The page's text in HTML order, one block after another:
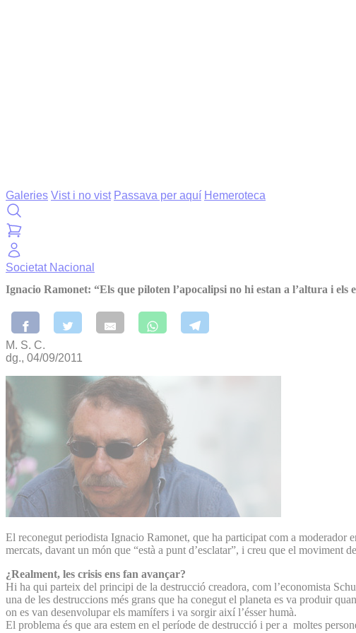
Galeries Vist i no vist Passava per aquí Hemeroteca
Societat Nacional
Ignacio Ramonet: “Els que piloten l’apocalipsi no hi estan a l’altura i els
M. S. C.
dg., 04/09/2011
El reconegut periodista Ignacio Ramonet, que ha participat com a moderador
mercats, davant un món que “està a punt d’esclatar”, i creu que el moviment
¿Realment, les crisis ens fan avançar?
Hi ha qui parteix del principi de la destrucció creadora, com l’economista
una de les destruccions més grans que ha conegut el planeta es va produir
on es van desenvolupar els mamífers i va sorgir així l’ésser humà.
El problema és que ara estem en el període de destrucció i per a moltes